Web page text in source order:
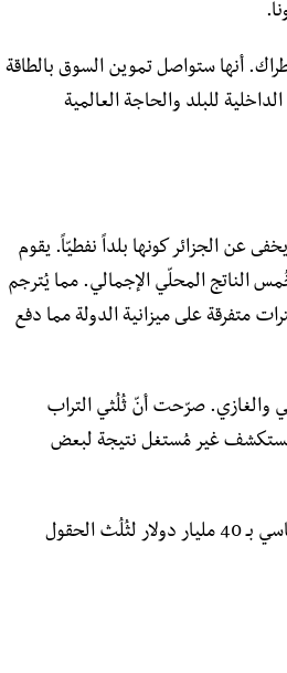
أنها ستواصل تموين السوق بالطاقة
عام 2027. ضمن المتطلبات الداخلية للبلد والحاجة العالمية
عن الجزائر كونها بلداً نفطيّاً. يقوم
الناتج المحلّي الإجمالي. مما يُترجم
متفرقة على ميزانية الدولة مما دفع
80% من الإنتاج البترولي والغازي. صرّحت أنّ ثُلُثي التراب
غير مُستغل وغير مُتطوّر. وتُضيف أن نحو 100 حقل مُستكشف غير مُستغل نتيجة لبعض
ومن جهته أعلن توفيق حكّار المدير العام لسوناطراك عن مُخطط خماسي بـ 40 مليار دولار لثُلُث الحقول